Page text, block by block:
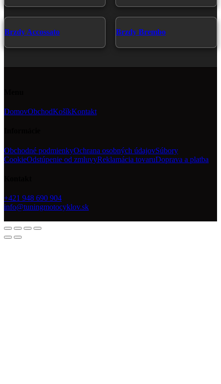
Brzdy Accossato Brzdy Brembo
DomovObchodKošíkKontakt
Obchodné podmienkyOchrana osobných údajovSúbory
CookieOdstúpenie od zmluvyReklamácia tovaruDoprava a platba
+421 948 690 904
info@tuningmotocyklov.sk